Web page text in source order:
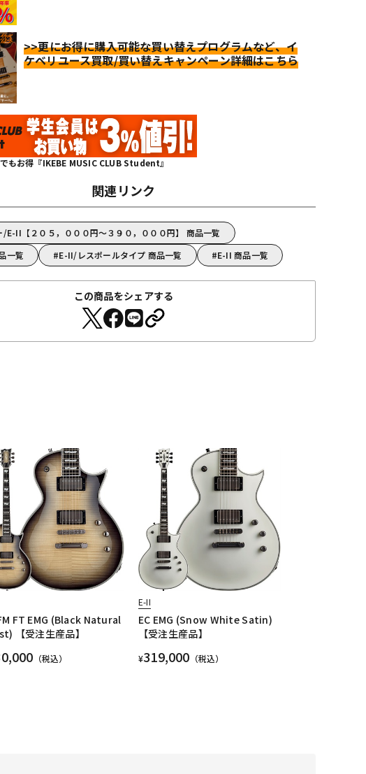
>>更にお得に購入可能な買い替えプログラムなど、イ
ケベリユース買取/買い替えキャンペーン詳細はこちら
もお得『IKEBE MUSIC CLUB Student』
関連リンク
/E-II【２０５，０００円～３９０，０００円】 商品一覧
一覧
E-II/レスポールタイプ 商品一覧 E-II 商品一覧
この商品をシェアする
FT EMG (Black Natural
【受注生産品】
（税込）
E-II
EC EMG (Snow White Satin)
【受注生産品】
¥319,000 （税込）